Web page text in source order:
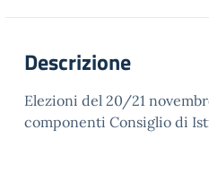
Descrizione
Elezioni del 20/21
componenti Consiglio di